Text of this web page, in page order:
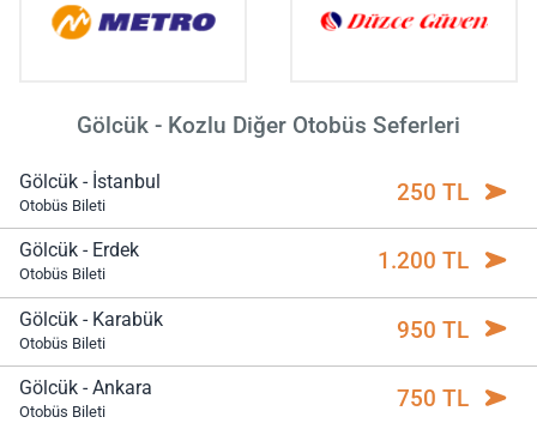
Gölcük - Kozlu Diğer Otobüs Seferleri
Gölcük - İstanbul
Otobüs Bileti 250 TL
Gölcük - Erdek
Otobüs Bileti 1.200 TL
Gölcük - Karabük
Otobüs Bileti 950 TL
Gölcük - Ankara
Otobüs Bileti 750 TL